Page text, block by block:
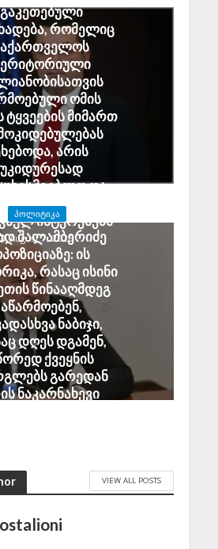
გაკეთებული
რომელიც
ომის
მიმართ
არის
უკიდურესად
და
საქართველოს
ინტერესებს
August 7, 2026
ᲞᲝᲚᲘᲢᲘᲙᲐ
შალამბერიძე
ის
რასაც ისინი
წინააღმდეგ
აწარმოებენ,
ნაბიჯი,
დღეს დგამენ,
ქვეყნის
გარედან
ნაკარნახევი
VIEW ALL POSTS